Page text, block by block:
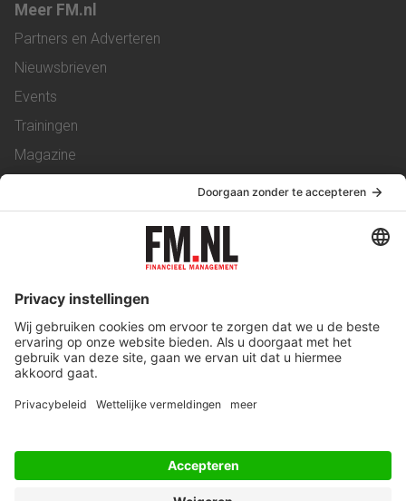
Meer FM.nl
Partners en Adverteren
Nieuwsbrieven
Events
Trainingen
Magazine
Service & Contact
Werken bij ons
Privacy Statement
Algemene Voorwaarden